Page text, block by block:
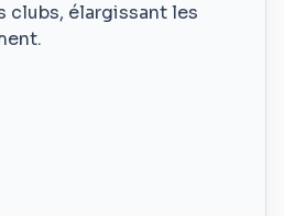
clubs, élargissant les